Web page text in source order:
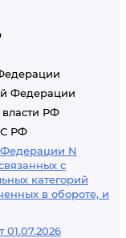
Федерации
власти РФ
РФ
Федерации N
с
категорий
в обороте, и